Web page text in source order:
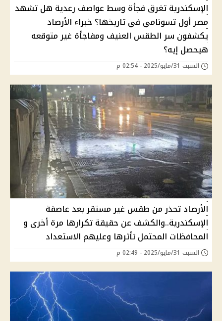
الإسكندرية تغرق فجأة وسط عواصف رعدية هل تشهد
مصر أول تسونامي في تاريخها؟ خبراء الأرصاد
يكشفون سر الطقس العنيف ومفاجأة غير متوقعه
هيحصل إيه؟
السبت 31/مايو/2025 - 02:54 م
الأرصاد تحذر من طقس غير مستقر بعد عاصفة
الإسكندرية..والكشف عن حقيقة تكرارها مرة أخرى و
المحافظات المحتمل تأثرها وعليهم الاستعداد
السبت 31/مايو/2025 - 02:49 م